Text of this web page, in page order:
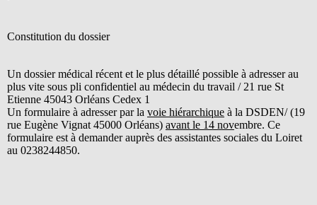
Constitution du dossier
Un dossier médical récent et le plus détaillé possible à adresser au
plus vite sous pli confidentiel au médecin du travail / 21 rue St
Etienne 45043 Orléans Cedex 1
Un formulaire à adresser par la voie hiérarchique à la DSDEN/ (19
rue Eugène Vignat 45000 Orléans) avant le 14 novembre. Ce
formulaire est à demander auprès des assistantes sociales du Loiret
au 0238244850.